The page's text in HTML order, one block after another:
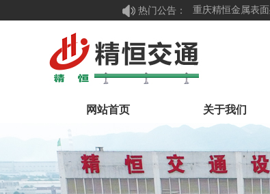
热门公告：重庆精恒金属表面
网站首页 关于我们